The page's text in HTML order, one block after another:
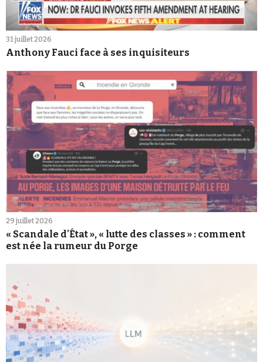
31 juillet 2026
Anthony Fauci face à ses inquisiteurs
29 juillet 2026
« Scandale d'État », « lutte des classes » : comment
est née la rumeur du Porge